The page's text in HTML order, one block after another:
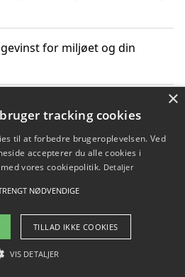
for miljøet og din
kan hjælpe med at reducere
online casino: Din
2026 - Pilanto Aps
×
tracking cookies
til at forbedre brugeroplevelsen. Ved
accepterer du alle cookies i
vores cookiepolitik. Detaljer
NØDVENDIGE
TILLAD IKKE COOKIES
VIS DETALJER